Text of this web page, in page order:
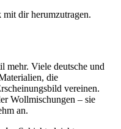
dir herumzutragen.
mehr. Viele deutsche und
die
vereinen.
Wollmischungen – sie
an.